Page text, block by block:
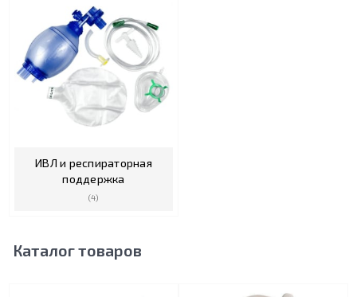
ИВЛ и респираторная
поддержка
(4)
Каталог товаров